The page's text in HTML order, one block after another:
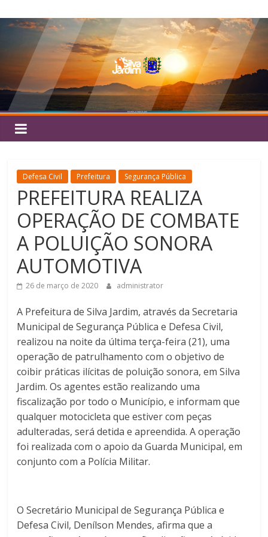
para
conteúdo
Silva
Jardim
Defesa Civil Prefeitura Segurança Pública
PREFEITURA REALIZA
OPERAÇÃO DE COMBATE
A POLUIÇÃO SONORA
AUTOMOTIVA
26 de março de 2020 administrator
A Prefeitura de Silva Jardim, através da Secretaria
Municipal de Segurança Pública e Defesa Civil,
realizou na noite da última terça-feira (21), uma
operação de patrulhamento com o objetivo de
coibir práticas ilícitas de poluição sonora, em Silva
Jardim. Os agentes estão realizando uma
fiscalização por todo o Município, e informam que
qualquer motocicleta que estiver com peças
adulteradas, será detida e apreendida. A operação
foi realizada com o apoio da Guarda Municipal, em
conjunto com a Polícia Militar.
O Secretário Municipal de Segurança Pública e
Defesa Civil, Denílson Mendes, afirma que a